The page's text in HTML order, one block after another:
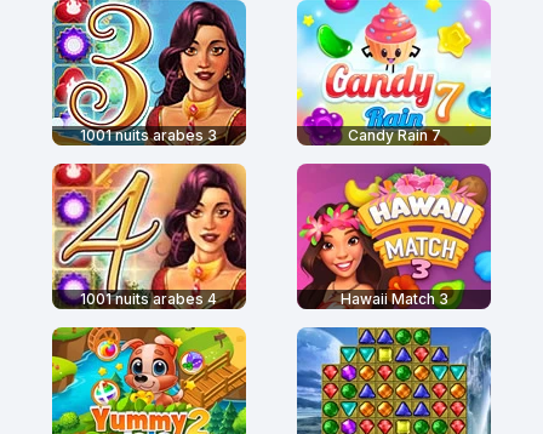
1001 nuits arabes 3 Candy Rain 7
1001 nuits arabes 4 Hawaii Match 3